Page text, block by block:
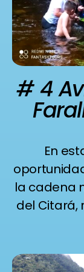
# 4
En
la cadena
del Citará,